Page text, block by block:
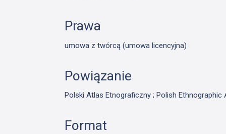
Prawa
umowa z twórcą (umowa licencyjna)
Powiązanie
Polski Atlas Etnograficzny ; Polish Ethnographic
Format